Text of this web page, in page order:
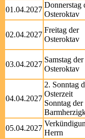
01.04.2027
Donnerstag
Osteroktav
02.04.2027
Freitag der
Osteroktav
03.04.2027
Samstag der
Osteroktav
04.04.2027
2. Sonntag
Osterzeit
Sonntag der
05.04.2027
Herrn